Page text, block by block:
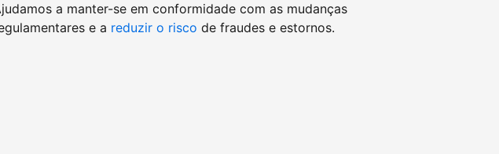
a manter-se em conformidade com as mudanças
e a reduzir o risco de fraudes e estornos.